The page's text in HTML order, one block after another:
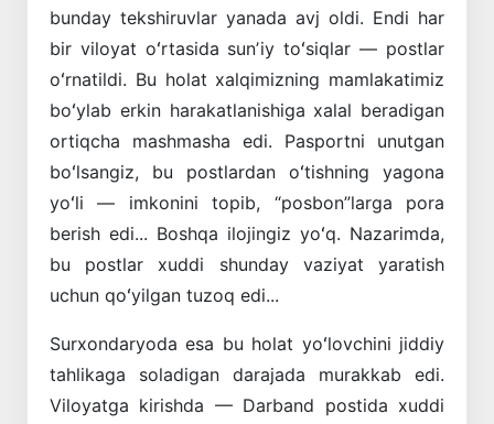
bunday tekshiruvlar yanada avj oldi. Endi har
bir viloyat oʻrtasida sunʼiy toʻsiqlar — postlar
oʻrnatildi. Bu holat xalqimizning mamlakatimiz
boʻylab erkin harakatlanishiga xalal beradigan
ortiqcha mashmasha edi. Pasportni unutgan
boʻlsangiz, bu postlardan oʻtishning yagona
yoʻli — imkonini topib, “posbon”larga pora
berish edi... Boshqa ilojingiz yoʻq. Nazarimda,
bu postlar xuddi shunday vaziyat yaratish
uchun qoʻyilgan tuzoq edi...
Surxondaryoda esa bu holat yoʻlovchini jiddiy
tahlikaga soladigan darajada murakkab edi.
Viloyatga kirishda — Darband postida xuddi